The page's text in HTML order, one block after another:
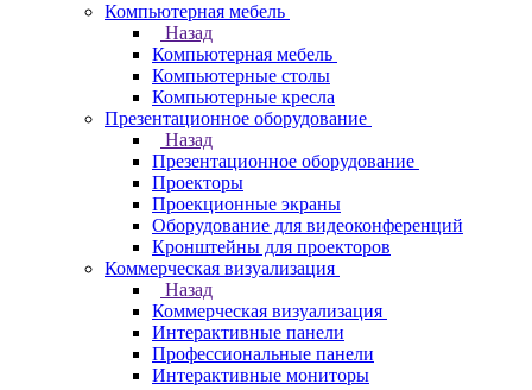
Компьютерная мебель
Назад
Компьютерная мебель
Компьютерные столы
Компьютерные кресла
Презентационное оборудование
Назад
Презентационное оборудование
Проекторы
Проекционные экраны
Оборудование для видеоконференций
Кронштейны для проекторов
Коммерческая визуализация
Назад
Коммерческая визуализация
Интерактивные панели
Профессиональные панели
Интерактивные мониторы